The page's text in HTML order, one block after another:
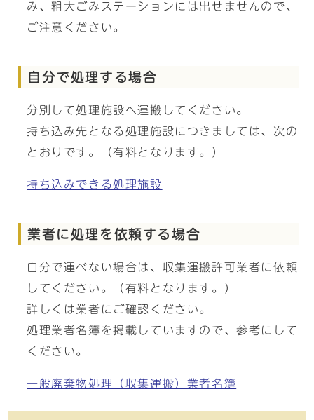
み、粗大ごみステーションには出せませんので、
ご注意ください。
自分で処理する場合
分別して処理施設へ運搬してください。
持ち込み先となる処理施設につきましては、次の
とおりです。（有料となります。）
持ち込みできる処理施設
業者に処理を依頼する場合
自分で運べない場合は、収集運搬許可業者に依頼
してください。（有料となります。）
詳しくは業者にご確認ください。
処理業者名簿を掲載していますので、参考にして
ください。
一般廃棄物処理（収集運搬）業者名簿